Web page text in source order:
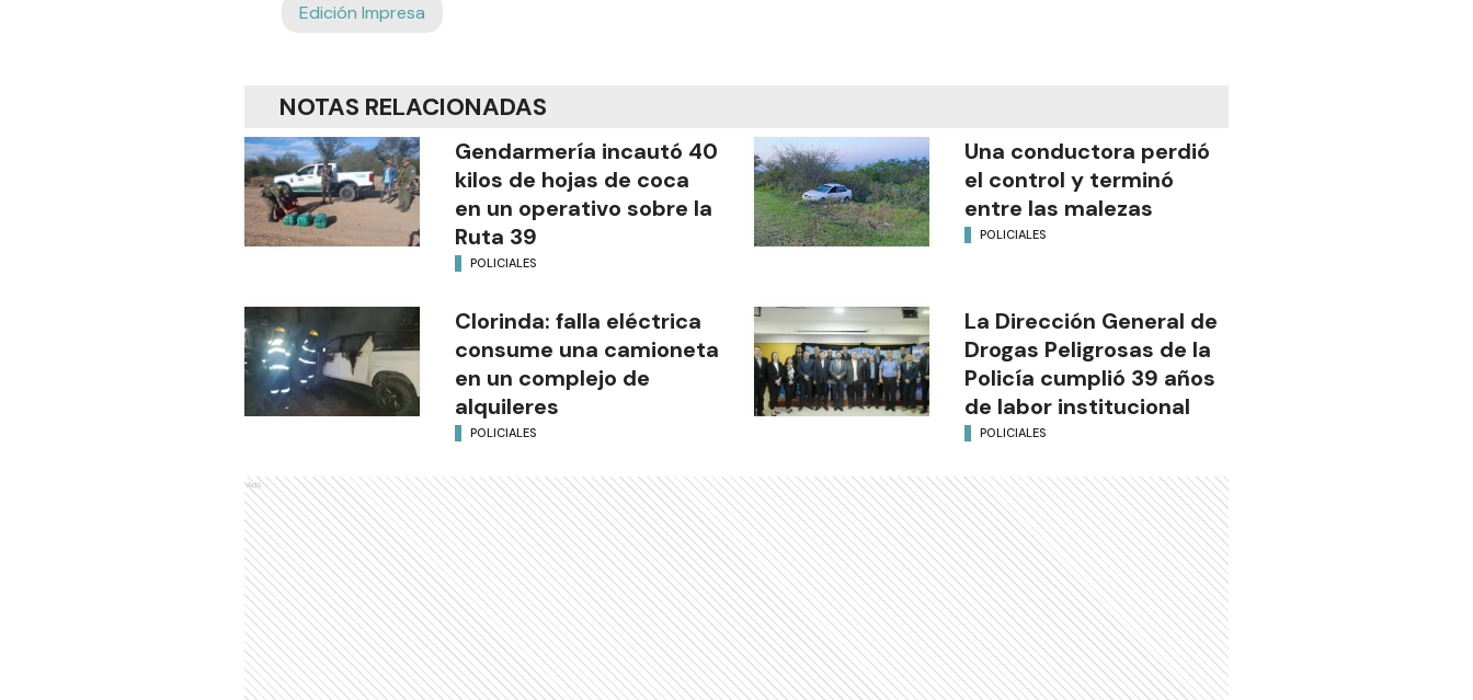
Edición Impresa
NOTAS RELACIONADAS
Gendarmería incautó 40
kilos de hojas de coca
en un operativo sobre la
Ruta 39
POLICIALES
Una conductora perdió
el control y terminó
entre las malezas
POLICIALES
Clorinda: falla eléctrica
consume una camioneta
en un complejo de
alquileres
POLICIALES
La Dirección General de
Drogas Peligrosas de la
Policía cumplió 39 años
de labor institucional
POLICIALES
Ads